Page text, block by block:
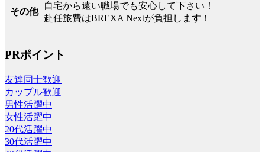
その他
自宅から遠い職場でも安心して下さい！
赴任旅費はBREXA Nextが負担します！
PRポイント
友達同士歓迎
カップル歓迎
男性活躍中
女性活躍中
20代活躍中
30代活躍中